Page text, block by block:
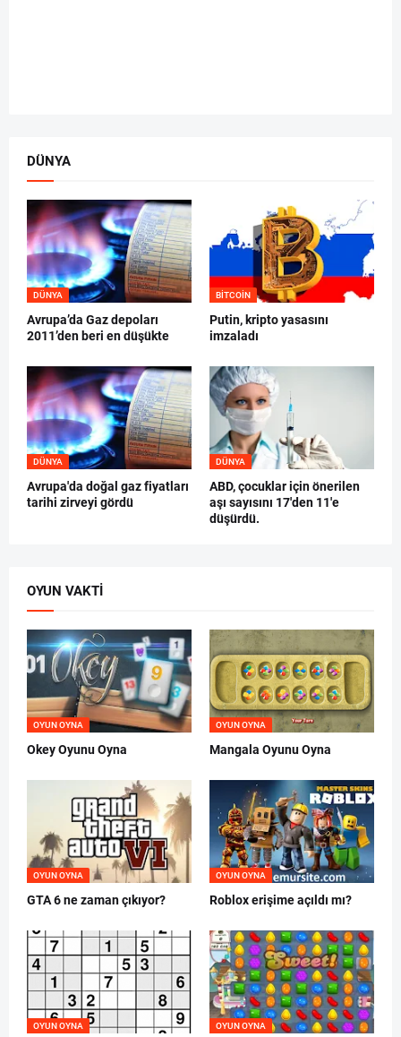
DÜNYA
DÜNYA
Avrupa’da Gaz depoları
2011’den beri en düşükte
BITCOIN
Putin, kripto yasasını
imzaladı
DÜNYA
Avrupa'da doğal gaz fiyatları
tarihi zirveyi gördü
DÜNYA
ABD, çocuklar için önerilen
aşı sayısını 17'den 11'e
düşürdü.
OYUN VAKTI
OYUN OYNA
Okey Oyunu Oyna
OYUN OYNA
Mangala Oyunu Oyna
OYUN OYNA
GTA 6 ne zaman çıkıyor?
OYUN OYNA
Roblox erişime açıldı mı?
OYUN OYNA OYUN OYNA